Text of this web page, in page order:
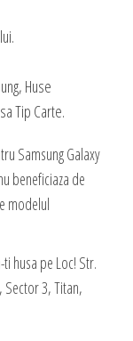
Huse
Tip Carte.
Samsung Galaxy
beneficiaza de
modelul
husa pe Loc! Str.
Sector 3, Titan,